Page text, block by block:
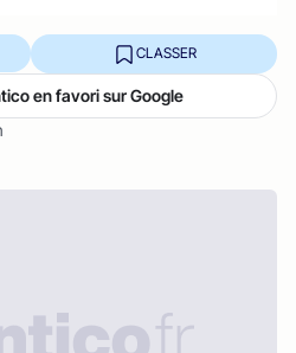
CLASSER
en favori sur Google